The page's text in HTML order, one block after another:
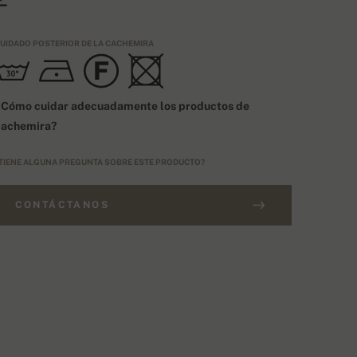
POSTERIOR DE LA CACHEMIRA
cuidar adecuadamente los productos de
ALGUNA PREGUNTA SOBRE ESTE PRODUCTO?
CONTÁCTANOS